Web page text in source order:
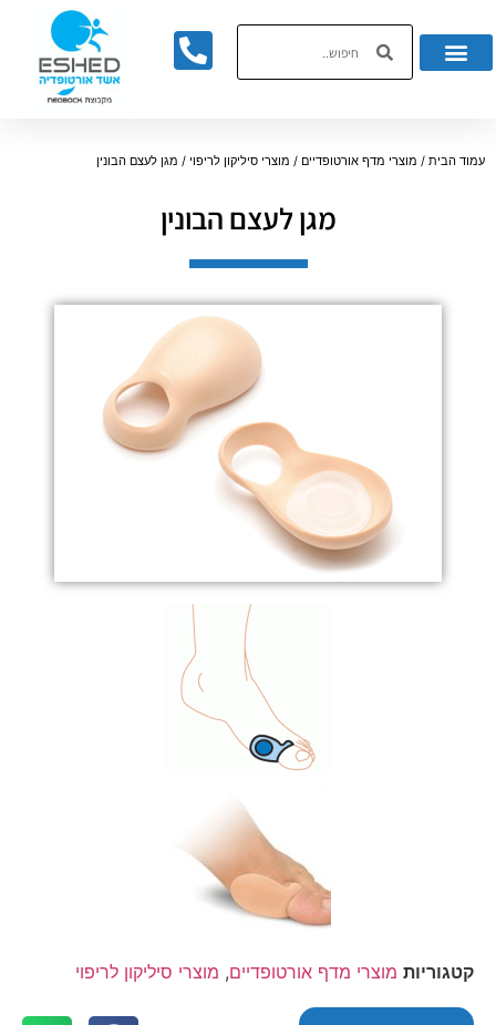
עמוד הבית / מוצרי מדף אורטופדיים / מוצרי סיליקון לריפוי / מגן לעצם הבונין
מגן לעצם הבונין
קטגוריות מוצרי מדף אורטופדיים, מוצרי סיליקון לריפוי